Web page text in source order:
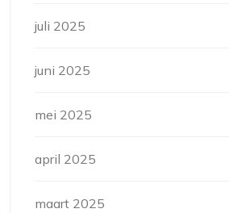
juli 2025
juni 2025
mei 2025
april 2025
maart 2025